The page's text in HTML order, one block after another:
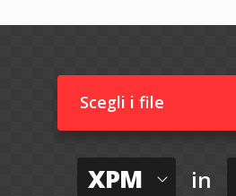
Scegli i file
XPM in